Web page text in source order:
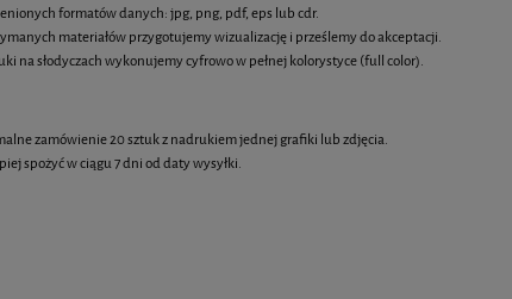
formatów danych: jpg, png, pdf, eps lub cdr.
materiałów przygotujemy wizualizację i prześlemy do akceptacji.
na słodyczach wykonujemy cyfrowo w pełnej kolorystyce (full color).
zamówienie 20 sztuk z nadrukiem jednej grafiki lub zdjęcia.
spożyć w ciągu 7 dni od daty wysyłki.